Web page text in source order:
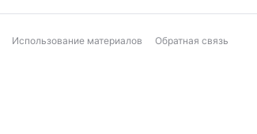
Использование материалов Обратная связь